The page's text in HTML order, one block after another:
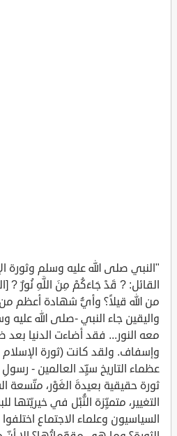
"النبي صلى الله عليه وسلم وثورة
من الله قيلاً؟ وأيُّ شهادة أعظم من
واليقين جاء النبي -صلى الله عليه
معه النور... فقد أضاءت الدنيا
وإسفاف. ولقد كانت (ثورة
عظماء التاريخ سيِّد العالمين - رسولِ
ثورة حقيقية بعيدةَ الغَوْر، متّسعة
التغيير، متميِّزة النُّبْل في خيريّتها
السياسيون وعلماء الاجتماع